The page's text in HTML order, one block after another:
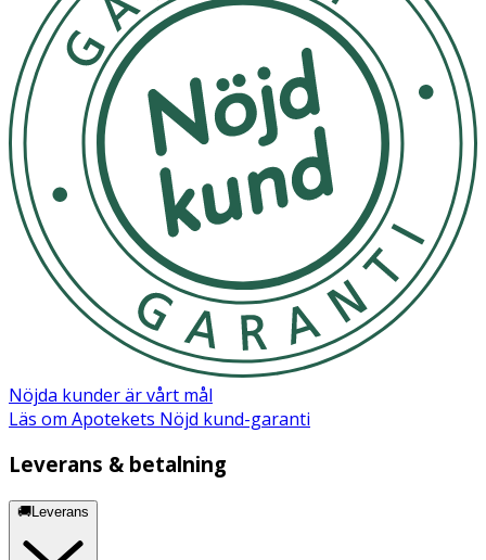
Nöjda kunder är vårt mål
Läs om Apotekets Nöjd kund-garanti
Leverans & betalning
🚚Leverans